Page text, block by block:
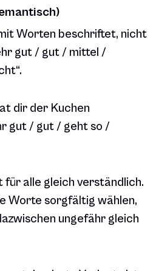
Worten beschriftet, nicht
gut / gut / mittel /
dir der Kuchen
gut / gut / geht so /
alle gleich verständlich.
Worte sorgfältig wählen,
ungefähr gleich